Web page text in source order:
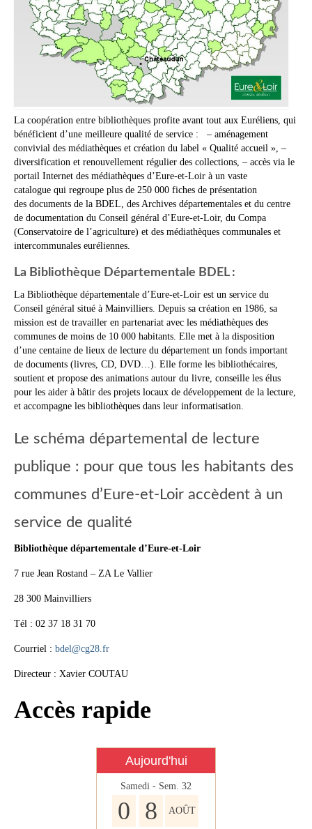
La coopération entre bibliothèques profite avant tout aux Euréliens, qui
bénéficient d’une meilleure qualité de service : – aménagement
convivial des médiathèques et création du label « Qualité accueil », –
diversification et renouvellement régulier des collections, – accès via le
portail Internet des médiathèques d’Eure-et-Loir à un vaste
catalogue qui regroupe plus de 250 000 fiches de présentation
des documents de la BDEL, des Archives départementales et du centre
de documentation du Conseil général d’Eure-et-Loir, du Compa
(Conservatoire de l’agriculture) et des médiathèques communales et
intercommunales euréliennes.
La Bibliothèque Départementale BDEL :
La Bibliothèque départementale d’Eure-et-Loir est un service du
Conseil général situé à Mainvilliers. Depuis sa création en 1986, sa
mission est de travailler en partenariat avec les médiathèques des
communes de moins de 10 000 habitants. Elle met à la disposition
d’une centaine de lieux de lecture du département un fonds important
de documents (livres, CD, DVD…). Elle forme les bibliothécaires,
soutient et propose des animations autour du livre, conseille les élus
pour les aider à bâtir des projets locaux de développement de la lecture,
et accompagne les bibliothèques dans leur informatisation.
Le schéma départemental de lecture
publique : pour que tous les habitants des
communes d’Eure-et-Loir accèdent à un
service de qualité
Bibliothèque départementale d’Eure-et-Loir
7 rue Jean Rostand – ZA Le Vallier
28 300 Mainvilliers
Tél : 02 37 18 31 70
Courriel : bdel@cg28.fr
Directeur : Xavier COUTAU
Accès rapide
Aujourd'hui
Samedi - Sem. 32
0 8 AOÛT